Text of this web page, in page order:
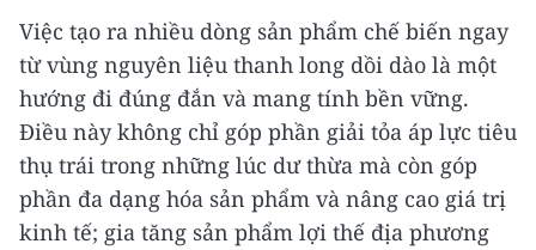
Việc tạo ra nhiều dòng sản phẩm chế biến ngay
từ vùng nguyên liệu thanh long dồi dào là một
hướng đi đúng đắn và mang tính bền vững.
Điều này không chỉ góp phần giải tỏa áp lực tiêu
thụ trái trong những lúc dư thừa mà còn góp
phần đa dạng hóa sản phẩm và nâng cao giá trị
kinh tế; gia tăng sản phẩm lợi thế địa phương